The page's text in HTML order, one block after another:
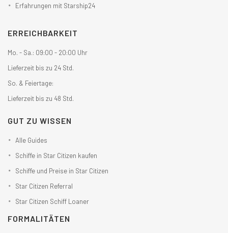
Erfahrungen mit Starship24
ERREICHBARKEIT
Mo. - Sa.: 09:00 - 20:00 Uhr
Lieferzeit bis zu 24 Std.
So. & Feiertage:
Lieferzeit bis zu 48 Std.
GUT ZU WISSEN
Alle Guides
Schiffe in Star Citizen kaufen
Schiffe und Preise in Star Citizen
Star Citizen Referral
Star Citizen Schiff Loaner
FORMALITÄTEN